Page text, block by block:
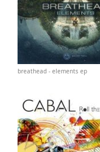
breathead - elements ep